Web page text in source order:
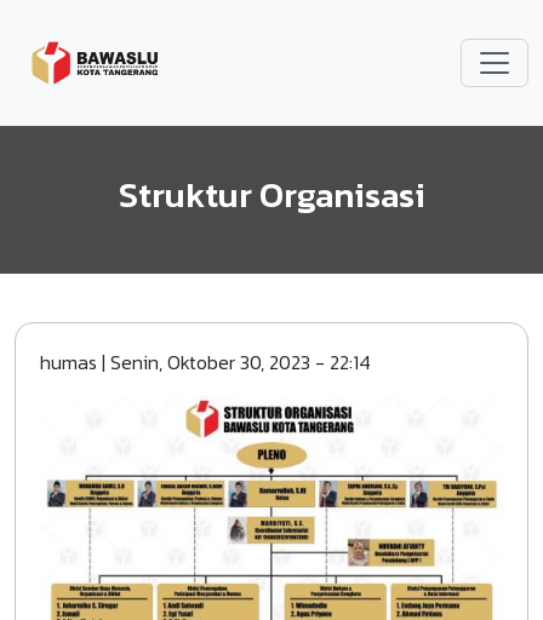
Struktur Organisasi
humas | Senin, Oktober 30, 2023 - 22:14